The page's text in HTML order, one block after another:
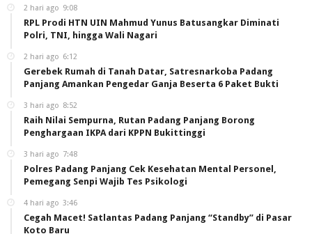
2 hari ago 9:08
RPL Prodi HTN UIN Mahmud Yunus Batusangkar Diminati
Polri, TNI, hingga Wali Nagari
2 hari ago 6:12
Gerebek Rumah di Tanah Datar, Satresnarkoba Padang
Panjang Amankan Pengedar Ganja Beserta 6 Paket Bukti
3 hari ago 8:52
Raih Nilai Sempurna, Rutan Padang Panjang Borong
Penghargaan IKPA dari KPPN Bukittinggi
3 hari ago 7:48
Polres Padang Panjang Cek Kesehatan Mental Personel,
Pemegang Senpi Wajib Tes Psikologi
4 hari ago 3:46
Cegah Macet! Satlantas Padang Panjang “Standby” di Pasar
Koto Baru